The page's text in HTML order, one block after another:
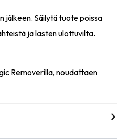
jälkeen. Säilytä tuote poissa
ja lasten ulottuvilta.
Removerilla, noudattaen